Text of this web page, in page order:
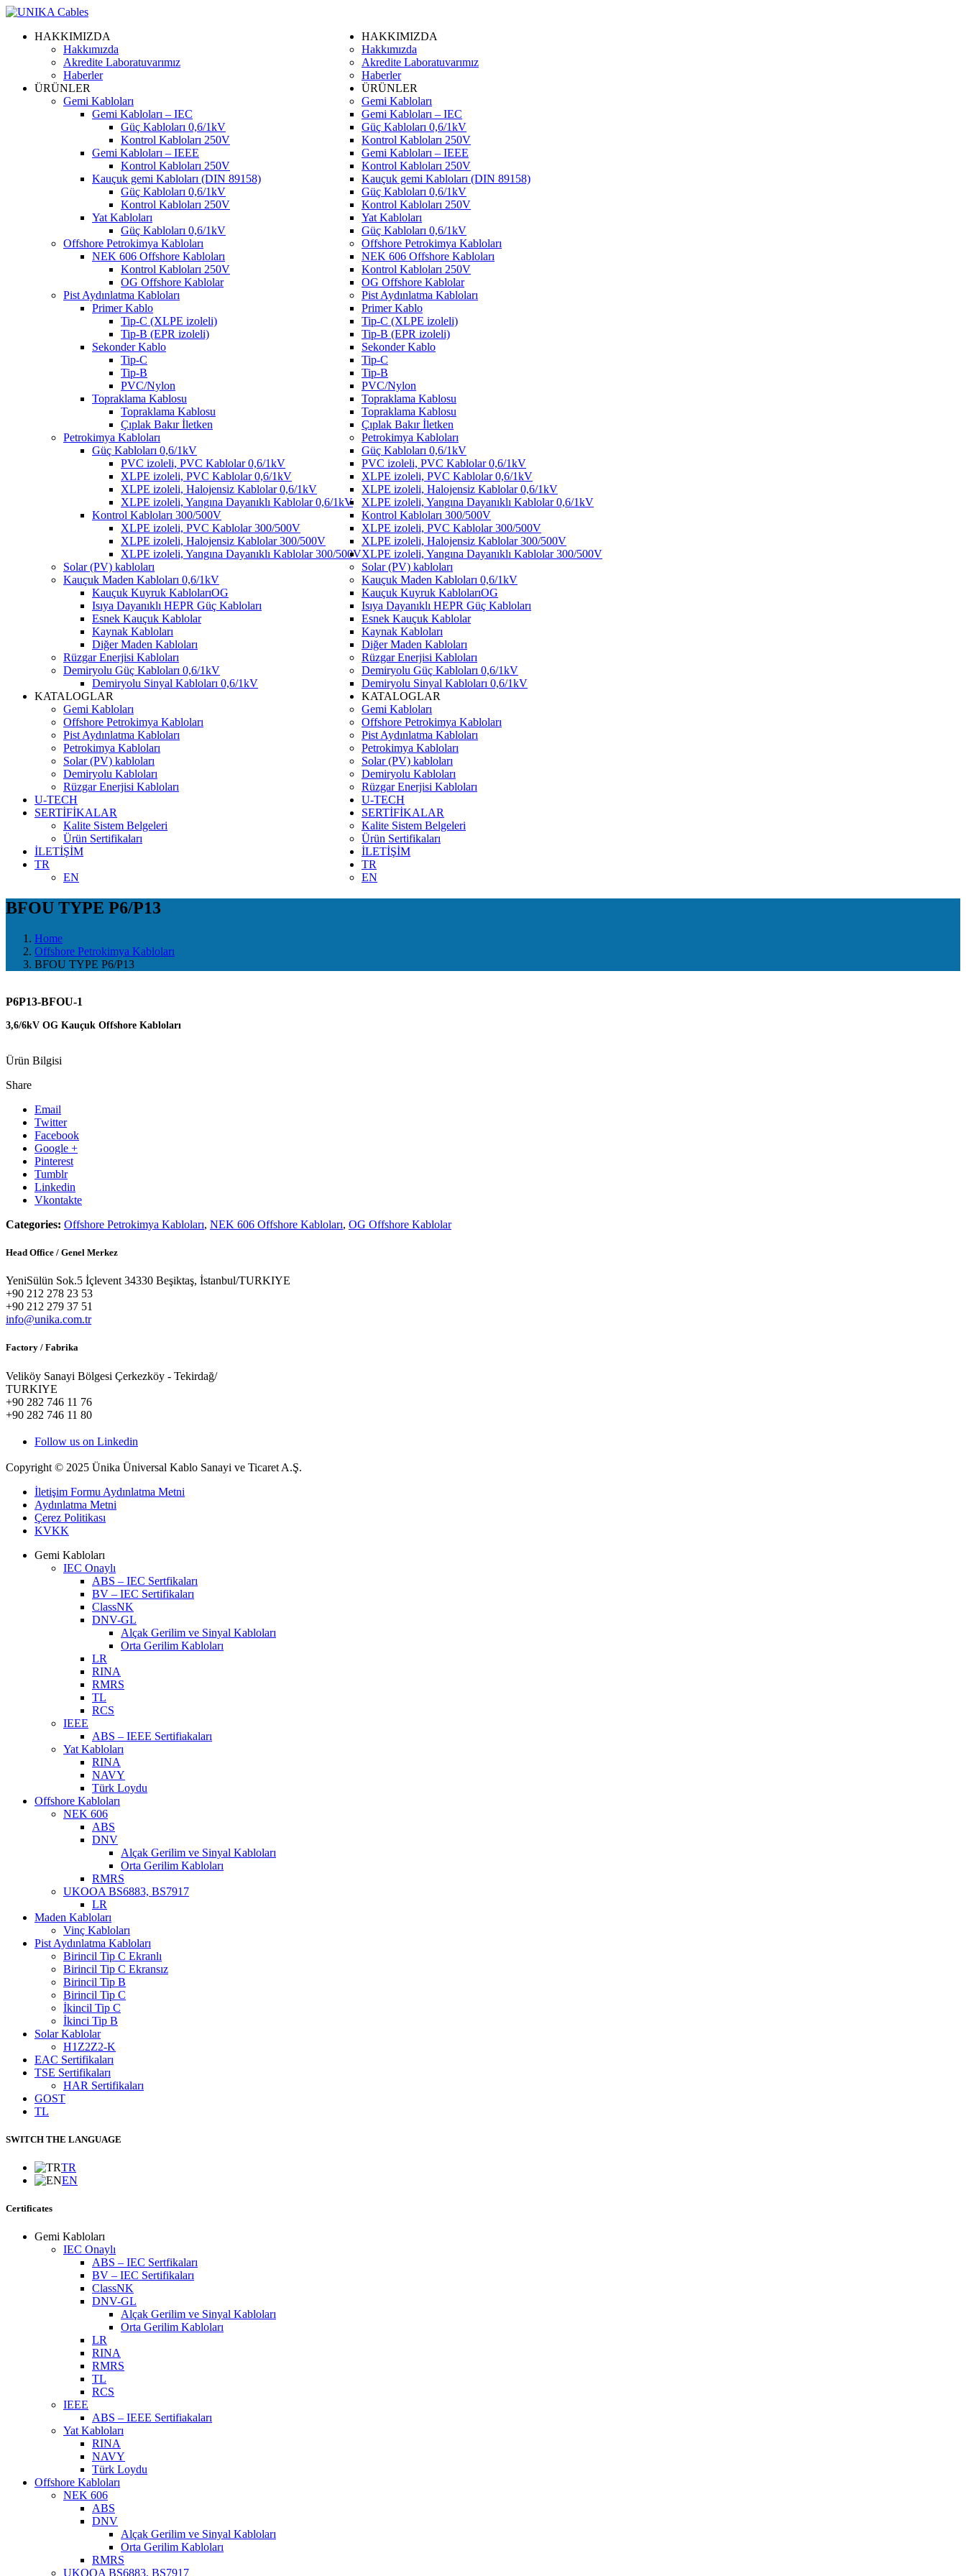
HAKKIMIZDA
Hakkımızda
Akredite Laboratuvarımız
Haberler
ÜRÜNLER
Gemi Kabloları
Gemi Kabloları – IEC
Güç Kabloları 0,6/1kV
Kontrol Kabloları 250V
Gemi Kabloları – IEEE
Kontrol Kabloları 250V
Kauçuk gemi Kabloları (DIN 89158)
Güç Kabloları 0,6/1kV
Kontrol Kabloları 250V
Yat Kabloları
Güç Kabloları 0,6/1kV
Offshore Petrokimya Kabloları
NEK 606 Offshore Kabloları
Kontrol Kabloları 250V
OG Offshore Kablolar
Pist Aydınlatma Kabloları
Primer Kablo
Tip-C (XLPE izoleli)
Tip-B (EPR izoleli)
Sekonder Kablo
Tip-C
Tip-B
PVC/Nylon
Topraklama Kablosu
Topraklama Kablosu
Çıplak Bakır İletken
Petrokimya Kabloları
Güç Kabloları 0,6/1kV
PVC izoleli, PVC Kablolar 0,6/1kV
XLPE izoleli, PVC Kablolar 0,6/1kV
XLPE izoleli, Halojensiz Kablolar 0,6/1kV
XLPE izoleli, Yangına Dayanıklı Kablolar 0,6/1kV
Kontrol Kabloları 300/500V
XLPE izoleli, PVC Kablolar 300/500V
XLPE izoleli, Halojensiz Kablolar 300/500V
XLPE izoleli, Yangına Dayanıklı Kablolar 300/500V
Solar (PV) kabloları
Kauçuk Maden Kabloları 0,6/1kV
Kauçuk Kuyruk KablolarıOG
Isıya Dayanıklı HEPR Güç Kabloları
Esnek Kauçuk Kablolar
Kaynak Kabloları
Diğer Maden Kabloları
Rüzgar Enerjisi Kabloları
Demiryolu Güç Kabloları 0,6/1kV
Demiryolu Sinyal Kabloları 0,6/1kV
KATALOGLAR
Gemi Kabloları
Offshore Petrokimya Kabloları
Pist Aydınlatma Kabloları
Petrokimya Kabloları
Solar (PV) kabloları
Demiryolu Kabloları
Rüzgar Enerjisi Kabloları
U-TECH
SERTİFİKALAR
Kalite Sistem Belgeleri
Ürün Sertifikaları
İLETİŞİM
TR
EN
HAKKIMIZDA
Hakkımızda
Akredite Laboratuvarımız
Haberler
ÜRÜNLER
Gemi Kabloları
Gemi Kabloları – IEC
Güç Kabloları 0,6/1kV
Kontrol Kabloları 250V
Gemi Kabloları – IEEE
Kontrol Kabloları 250V
Kauçuk gemi Kabloları (DIN 89158)
Güç Kabloları 0,6/1kV
Kontrol Kabloları 250V
Yat Kabloları
Güç Kabloları 0,6/1kV
Offshore Petrokimya Kabloları
NEK 606 Offshore Kabloları
Kontrol Kabloları 250V
OG Offshore Kablolar
Pist Aydınlatma Kabloları
Primer Kablo
Tip-C (XLPE izoleli)
Tip-B (EPR izoleli)
Sekonder Kablo
Tip-C
Tip-B
PVC/Nylon
Topraklama Kablosu
Topraklama Kablosu
Çıplak Bakır İletken
Petrokimya Kabloları
Güç Kabloları 0,6/1kV
PVC izoleli, PVC Kablolar 0,6/1kV
XLPE izoleli, PVC Kablolar 0,6/1kV
XLPE izoleli, Halojensiz Kablolar 0,6/1kV
XLPE izoleli, Yangına Dayanıklı Kablolar 0,6/1kV
Kontrol Kabloları 300/500V
XLPE izoleli, PVC Kablolar 300/500V
XLPE izoleli, Halojensiz Kablolar 300/500V
XLPE izoleli, Yangına Dayanıklı Kablolar 300/500V
Solar (PV) kabloları
Kauçuk Maden Kabloları 0,6/1kV
Kauçuk Kuyruk KablolarıOG
Isıya Dayanıklı HEPR Güç Kabloları
Esnek Kauçuk Kablolar
Kaynak Kabloları
Diğer Maden Kabloları
Rüzgar Enerjisi Kabloları
Demiryolu Güç Kabloları 0,6/1kV
Demiryolu Sinyal Kabloları 0,6/1kV
KATALOGLAR
Gemi Kabloları
Offshore Petrokimya Kabloları
Pist Aydınlatma Kabloları
Petrokimya Kabloları
Solar (PV) kabloları
Demiryolu Kabloları
Rüzgar Enerjisi Kabloları
U-TECH
SERTİFİKALAR
Kalite Sistem Belgeleri
Ürün Sertifikaları
İLETİŞİM
TR
EN
BFOU TYPE P6/P13
Home
Offshore Petrokimya Kabloları
BFOU TYPE P6/P13
P6P13-BFOU-1
3,6/6kV OG Kauçuk Offshore Kabloları
Ürün Bilgisi
Share
Email
Twitter
Facebook
Google +
Pinterest
Tumblr
Linkedin
Vkontakte
Categories: Offshore Petrokimya Kabloları, NEK 606 Offshore Kabloları, OG Offshore Kablolar
Head Office / Genel Merkez
YeniSülün Sok.5 İçlevent 34330 Beşiktaş, İstanbul/TURKIYE
+90 212 278 23 53
+90 212 279 37 51
info@unika.com.tr
Factory / Fabrika
Veliköy Sanayi Bölgesi Çerkezköy - Tekirdağ/
TURKIYE
+90 282 746 11 76
+90 282 746 11 80
Follow us on Linkedin
Copyright © 2025 Ünika Üniversal Kablo Sanayi ve Ticaret A.Ş.
İletişim Formu Aydınlatma Metni
Aydınlatma Metni
Çerez Politikası
KVKK
Gemi Kabloları
IEC Onaylı
ABS – IEC Sertfikaları
BV – IEC Sertifikaları
ClassNK
DNV-GL
Alçak Gerilim ve Sinyal Kabloları
Orta Gerilim Kabloları
LR
RINA
RMRS
TL
RCS
IEEE
ABS – IEEE Sertifiakaları
Yat Kabloları
RINA
NAVY
Türk Loydu
Offshore Kabloları
NEK 606
ABS
DNV
Alçak Gerilim ve Sinyal Kabloları
Orta Gerilim Kabloları
RMRS
UKOOA BS6883, BS7917
LR
Maden Kabloları
Vinç Kabloları
Pist Aydınlatma Kabloları
Birincil Tip C Ekranlı
Birincil Tip C Ekransız
Birincil Tip B
Birincil Tip C
İkincil Tip C
İkinci Tip B
Solar Kablolar
H1Z2Z2-K
EAC Sertifikaları
TSE Sertifikaları
HAR Sertifikaları
GOST
TL
SWITCH THE LANGUAGE
TR
EN
Certificates
Gemi Kabloları
IEC Onaylı
ABS – IEC Sertfikaları
BV – IEC Sertifikaları
ClassNK
DNV-GL
Alçak Gerilim ve Sinyal Kabloları
Orta Gerilim Kabloları
LR
RINA
RMRS
TL
RCS
IEEE
ABS – IEEE Sertifiakaları
Yat Kabloları
RINA
NAVY
Türk Loydu
Offshore Kabloları
NEK 606
ABS
DNV
Alçak Gerilim ve Sinyal Kabloları
Orta Gerilim Kabloları
RMRS
UKOOA BS6883, BS7917